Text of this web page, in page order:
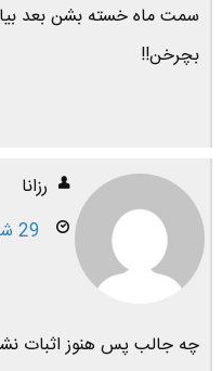
سمت ماه خسته بشن بعد
بچرخن!!
رزانا
29 شهریور 1401
چه جالب پس هنوز اثبات